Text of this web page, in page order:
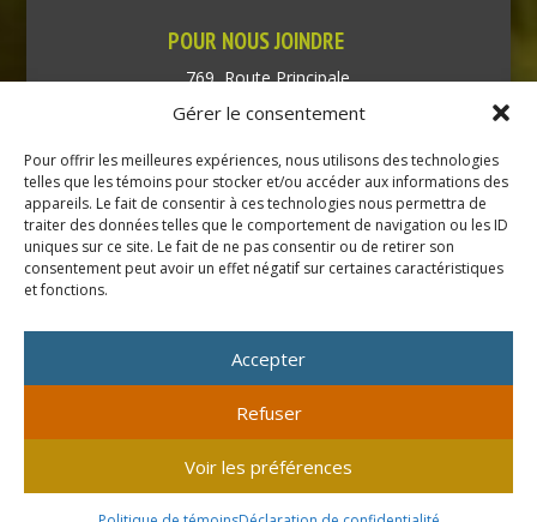
Gérer le consentement
Pour offrir les meilleures expériences, nous utilisons des technologies
telles que les témoins pour stocker et/ou accéder aux informations des
appareils. Le fait de consentir à ces technologies nous permettra de
traiter des données telles que le comportement de navigation ou les ID
uniques sur ce site. Le fait de ne pas consentir ou de retirer son
consentement peut avoir un effet négatif sur certaines caractéristiques
et fonctions.
Accepter
Refuser
Voir les préférences
POUR NOUS JOINDRE
769, Route Principale
Très-Saint-Rédempteur
Téléphone : (450) 451-5203
Direction générale :
dir@tressaintredempteur.ca
© 2026 Tous droits réservés. Municipalité de Très-Saint-
Rédempteur.